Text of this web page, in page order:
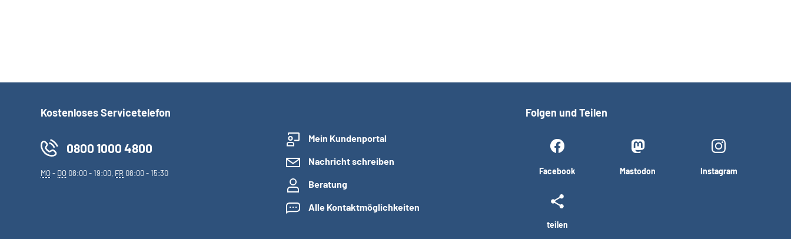
Kostenloses Servicetelefon
0800 1000 4800
MO- DO 08:00 - 19:00, FR 08:00 - 15:30
Mein Kundenportal
Nachricht schreiben
Beratung
Alle Kontaktmöglichkeiten
Folgen und Teilen
Facebook Mastodon Instagram
teilen